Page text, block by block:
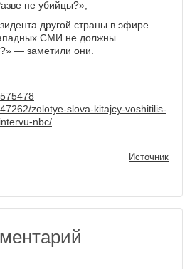
не убийцы?»;
другой страны в эфире —
СМИ не должны
— заметили они.
zolotye-slova-kitajcy-voshitilis-
nbc/
Источник